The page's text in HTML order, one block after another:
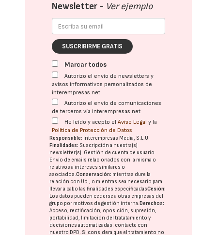
Newsletter - Ver ejemplo
SUSCRIBIRME GRATIS
Marcar todos
Autorizo el envío de newsletters y
avisos informativos personalizados de
interempresas.net
Autorizo el envío de comunicaciones
de terceros vía interempresas.net
He leído y acepto elAviso Legal y la
Política de Protección de Datos
Responsable: Interempresas Media, S.L.U.
Finalidades: Suscripción a nuestra(s)
newsletter(s). Gestión de cuenta de usuario.
Envío de emails relacionados con la misma o
relativos a intereses similares o
asociados.Conservación: mientras dure la
relación con Ud., o mientras sea necesario para
llevar a cabo las finalidades especificadasCesión:
Los datos pueden cederse a otras empresas del
grupo por motivos de gestión interna. Derechos:
Acceso, rectificación, oposición, supresión,
portabilidad, limitación del tratatamiento y
decisiones automatizadas: contacte con
nuestro DPD. Si considera que el tratamiento no